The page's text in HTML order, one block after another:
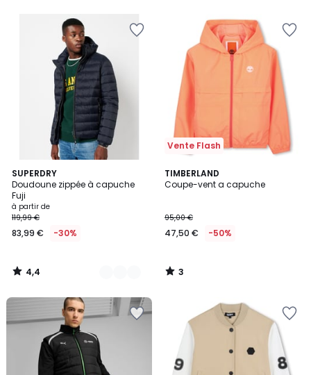
SUPERDRY
Doudoune zippée à capuche
Fuji
à partir de
119,99 €
83,99 € -30%
4,4
/ 5
2
Couleurs
4,4
/
Vente Flash
TIMBERLAND
Coupe-vent a capuche
95,00 €
47,50 € -50%
3
/
3
/